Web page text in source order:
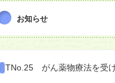
お知らせ
TNo.25 がん薬物療法を受